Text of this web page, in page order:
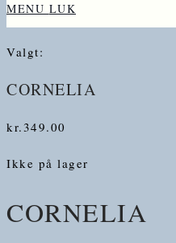
MENU LUK
Valgt:
CORNELIA
kr.349.00
Ikke på lager
CORNELIA